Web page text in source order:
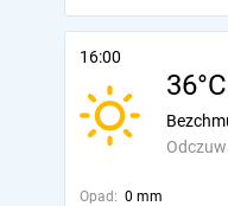
16:00
36°C
Opad: 0 mm